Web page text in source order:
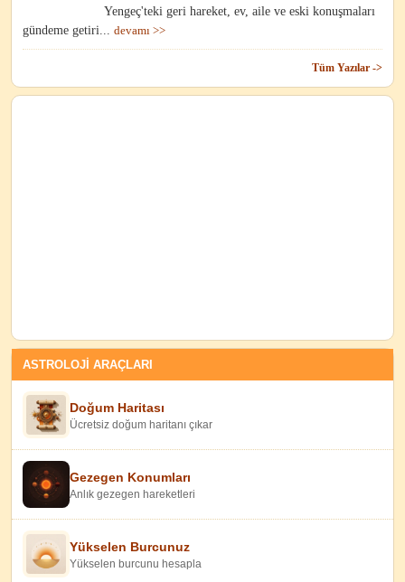
Yengeç'teki geri hareket, ev, aile ve eski konuşmaları
gündeme getiri... devamı >>
Tüm Yazılar ->
ASTROLOJİ ARAÇLARI
Doğum Haritası
Ücretsiz doğum haritanı çıkar
Gezegen Konumları
Anlık gezegen hareketleri
Yükselen Burcunuz
Yükselen burcunu hesapla